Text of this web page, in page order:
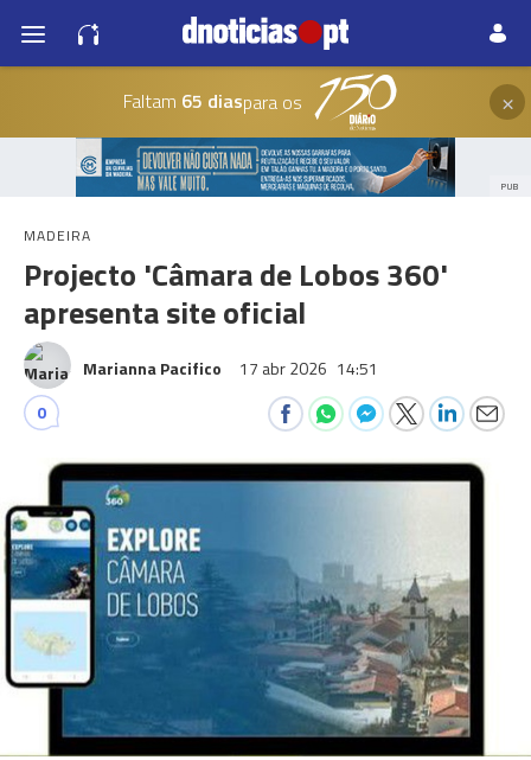
Faltam 65 diaspara os ×
PUB
MADEIRA
Projecto 'Câmara de Lobos 360'
apresenta site oficial
Marianna Pacifico 17 abr 2026 14:51
0